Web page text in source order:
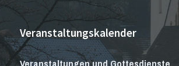
Veranstaltungskalender